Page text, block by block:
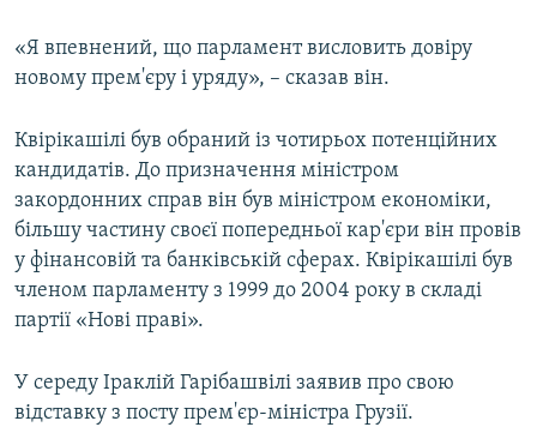
«Я впевнений, що парламент висловить довіру
новому прем'єру і уряду», – сказав він.
Квірікашілі був обраний із чотирьох потенційних
кандидатів. До призначення міністром
закордонних справ він був міністром економіки,
більшу частину своєї попередньої кар'єри він провів
у фінансовій та банківській сферах. Квірікашілі був
членом парламенту з 1999 до 2004 року в складі
партії «Нові праві».
У середу Іраклій Гарібашвілі заявив про свою
відставку з посту прем'єр-міністра Грузії.